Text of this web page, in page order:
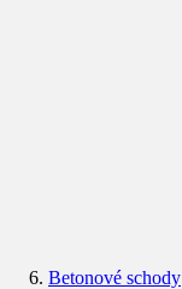
Betonové schody